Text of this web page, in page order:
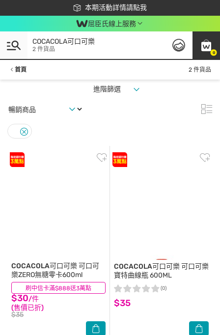
本期活動詳情請點我
下載app最高回饋$350
屈臣氏線上服務
0
COCACOLA可口可樂
2 件貨品
首頁 2 件貨品
進階篩選
刷中信卡滿$888送3萬點
COCACOLA可口可樂可口可
樂ZERO無糖零卡600ml
$30/件
(售價已折)
$35
(0)
COCACOLA可口可樂可口可樂
寶特曲線瓶 600ML
$35
(0)